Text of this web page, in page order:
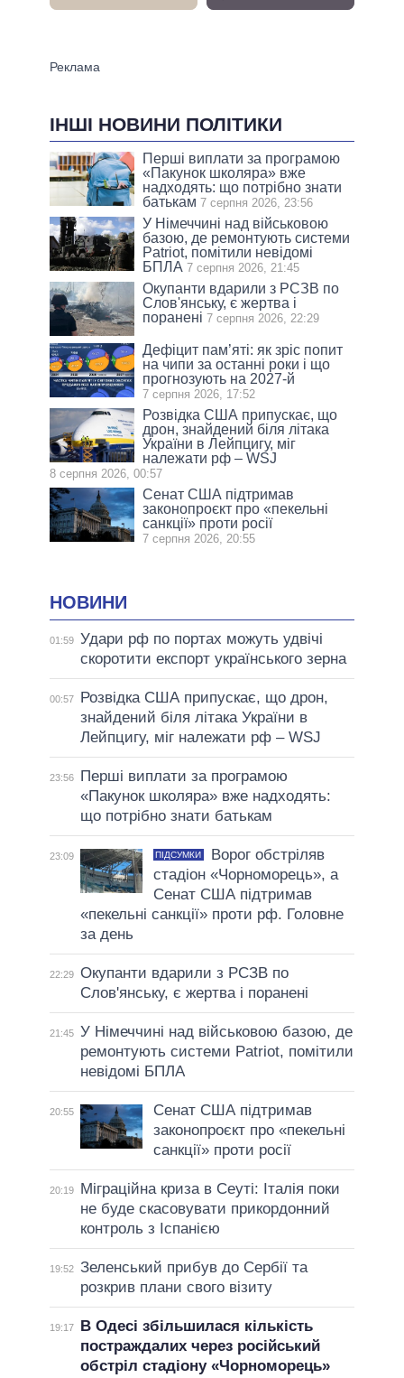
ІНШІ НОВИНИ ПОЛІТИКИ
Перші виплати за програмою
«Пакунок школяра» вже
надходять: що потрібно знати
батькам 7 серпня 2026, 23:56
У Німеччині над військовою
базою, де ремонтують системи
Patriot, помітили невідомі
БПЛА 7 серпня 2026, 21:45
Окупанти вдарили з РСЗВ по
Слов'янську, є жертва і
поранені 7 серпня 2026, 22:29
Дефіцит пам’яті: як зріс попит
на чипи за останні роки і що
прогнозують на 2027-й
7 серпня 2026, 17:52
Розвідка США припускає, що
дрон, знайдений біля літака
України в Лейпцигу, міг
належати рф – WSJ
8 серпня 2026, 00:57
Сенат США підтримав
законопроєкт про «пекельні
санкції» проти росії
7 серпня 2026, 20:55
НОВИНИ
01:59 Удари рф по портах можуть удвічі
скоротити експорт українського зерна
00:57
Розвідка США припускає, що дрон,
знайдений біля літака України в
Лейпцигу, міг належати рф – WSJ
23:56
Перші виплати за програмою
«Пакунок школяра» вже надходять:
що потрібно знати батькам
23:09 ПІДСУМКИ
Ворог обстріляв
стадіон «Чорноморець», а
Сенат США підтримав
«пекельні санкції» проти рф. Головне
за день
22:29 Окупанти вдарили з РСЗВ по
Слов'янську, є жертва і поранені
21:45 У Німеччині над військовою базою, де
ремонтують системи Patriot, помітили
невідомі БПЛА
20:55
Сенат США підтримав
законопроєкт про «пекельні
санкції» проти росії
20:19
Міграційна криза в Сеуті: Італія поки
не буде скасовувати прикордонний
контроль з Іспанією
19:52 Зеленський прибув до Сербії та
розкрив плани свого візиту
19:17
В Одесі збільшилася кількість
постраждалих через російський
обстріл стадіону «Чорноморець»